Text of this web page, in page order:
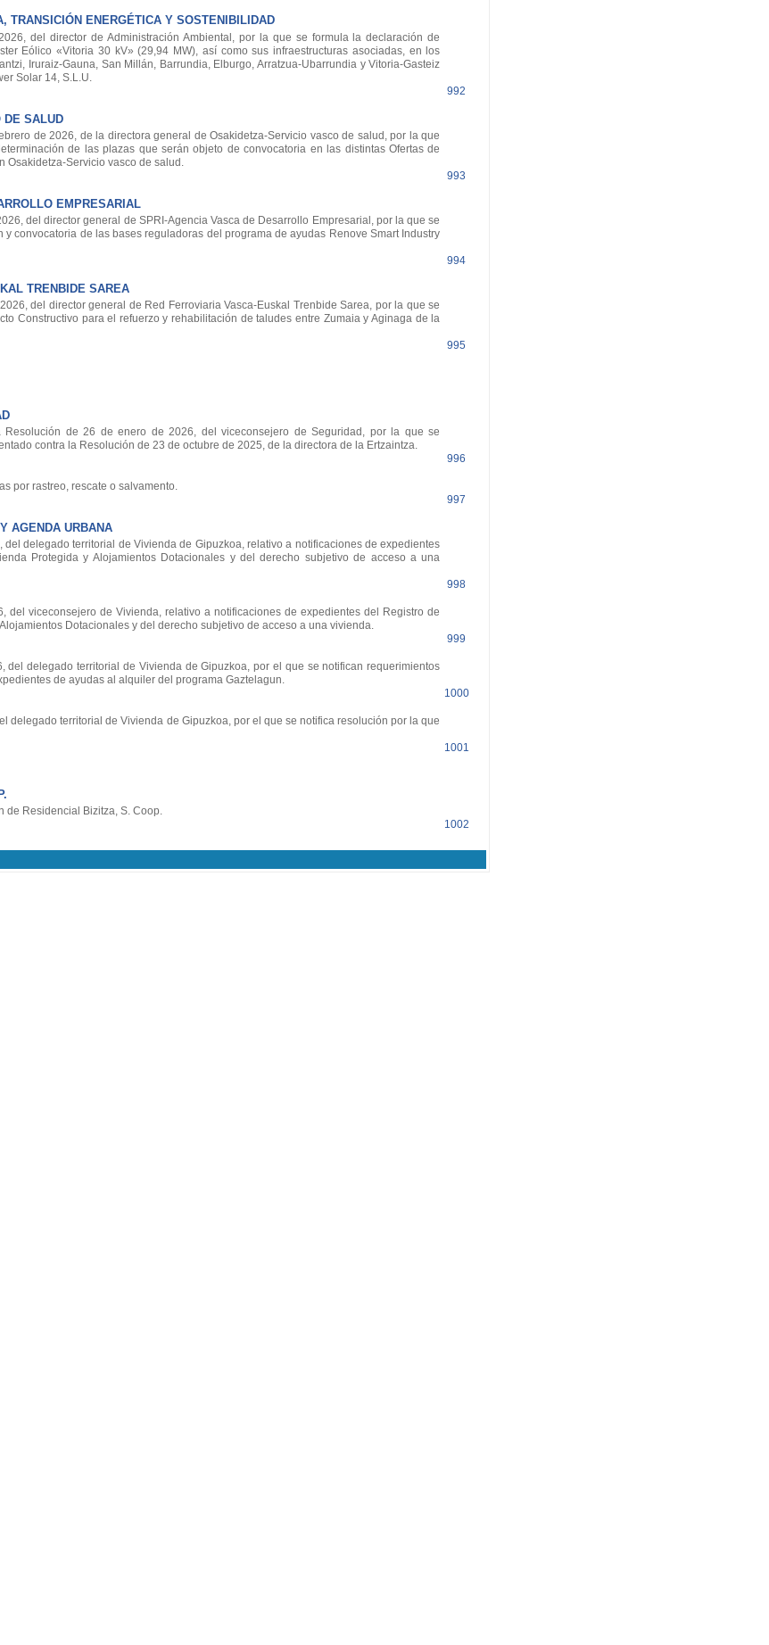
TRANSICIÓN ENERGÉTICA Y SOSTENIBILIDAD
del director de Administración Ambiental, por la que se formula la declaración de
Eólico «Vitoria 30 kV» (29,94 MW), así como sus infraestructuras asociadas, en los
Iruraiz-Gauna, San Millán, Barrundia, Elburgo, Arratzua-Ubarrundia y Vitoria-Gasteiz
Solar 14, S.L.U.
992
DE SALUD
de 2026, de la directora general de Osakidetza-Servicio vasco de salud, por la que
de las plazas que serán objeto de convocatoria en las distintas Ofertas de
Osakidetza-Servicio vasco de salud.
993
EMPRESARIAL
del director general de SPRI-Agencia Vasca de Desarrollo Empresarial, por la que se
convocatoria de las bases reguladoras del programa de ayudas Renove Smart Industry
994
TRENBIDE SAREA
del director general de Red Ferroviaria Vasca-Euskal Trenbide Sarea, por la que se
Constructivo para el refuerzo y rehabilitación de taludes entre Zumaia y Aginaga de la
995
de 26 de enero de 2026, del viceconsejero de Seguridad, por la que se
contra la Resolución de 23 de octubre de 2025, de la directora de la Ertzaintza.
996
por rastreo, rescate o salvamento.
997
AGENDA URBANA
del delegado territorial de Vivienda de Gipuzkoa, relativo a notificaciones de expedientes
Protegida y Alojamientos Dotacionales y del derecho subjetivo de acceso a una
998
del viceconsejero de Vivienda, relativo a notificaciones de expedientes del Registro de
Dotacionales y del derecho subjetivo de acceso a una vivienda.
999
del delegado territorial de Vivienda de Gipuzkoa, por el que se notifican requerimientos
de ayudas al alquiler del programa Gaztelagun.
1000
delegado territorial de Vivienda de Gipuzkoa, por el que se notifica resolución por la que
1001
de Residencial Bizitza, S. Coop.
1002